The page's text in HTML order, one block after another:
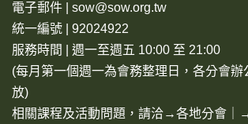
電子郵件 | sow@sow.org.tw
統一編號 | 92024922
服務時間 | 週一至週五 10:00 至 21:00
(每月第一個週一為會務整理日，各分會辦
放)
相關課程及活動問題，請洽→各地分會 ｜